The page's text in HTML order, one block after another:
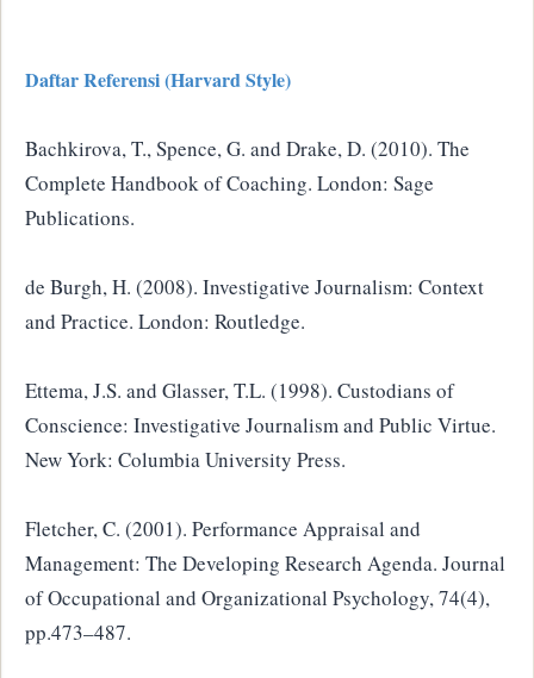
Daftar Referensi (Harvard Style)
Bachkirova, T., Spence, G. and Drake, D. (2010). The
Complete Handbook of Coaching. London: Sage
Publications.
de Burgh, H. (2008). Investigative Journalism: Context
and Practice. London: Routledge.
Ettema, J.S. and Glasser, T.L. (1998). Custodians of
Conscience: Investigative Journalism and Public Virtue.
New York: Columbia University Press.
Fletcher, C. (2001). Performance Appraisal and
Management: The Developing Research Agenda. Journal
of Occupational and Organizational Psychology, 74(4),
pp.473–487.